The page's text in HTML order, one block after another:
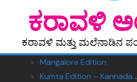
‎‎ಕರಾವಳಿ
ಕರಾವಳಿ ಮತ್ತು ಮಲೆನಾಡಿನ
Mangalore Edition
Kumta Edition – Kannada